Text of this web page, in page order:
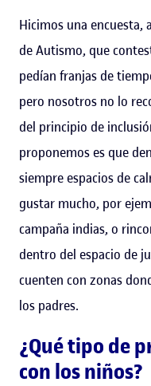
Hicimos una encuesta,
de Autismo, que
pedían franjas de
pero nosotros no lo
del principio de
proponemos es que
siempre espacios de
gustar mucho, por
campaña indias, o
dentro del espacio de
cuenten con zonas
los padres.
¿Qué tipo de
con los niños?